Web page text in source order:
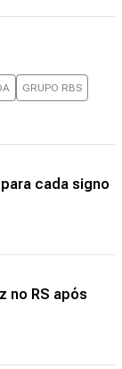
GRUPO RBS
cada signo
no RS após